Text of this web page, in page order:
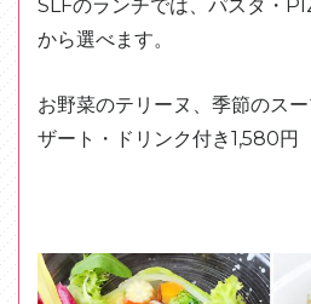
SLFのランチでは、パスタ・
から選べます。
お野菜のテリーヌ、季節のス
ザート・ドリンク付き1,580円